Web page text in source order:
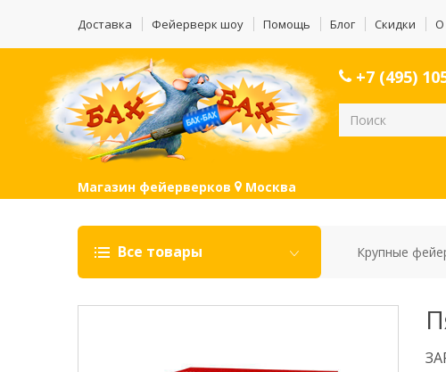
Доставка Фейерверк шоу Помощь Блог Скидки О
+7 (495)
Магазин фейерверков Москва
Все товары Крупные